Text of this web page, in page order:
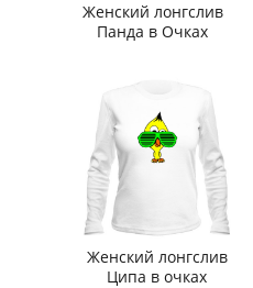
Женский лонгслив
Панда в Очках
Женский лонгслив
Ципа в очках